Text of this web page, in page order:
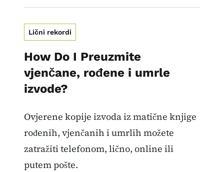
Lični rekordi
How Do I Preuzmite
vjenčane, rođene i umrle
izvode?
Ovjerene kopije izvoda iz matične knjige
rođenih, vjenčanih i umrlih možete
zatražiti telefonom, lično, online ili
putem pošte.